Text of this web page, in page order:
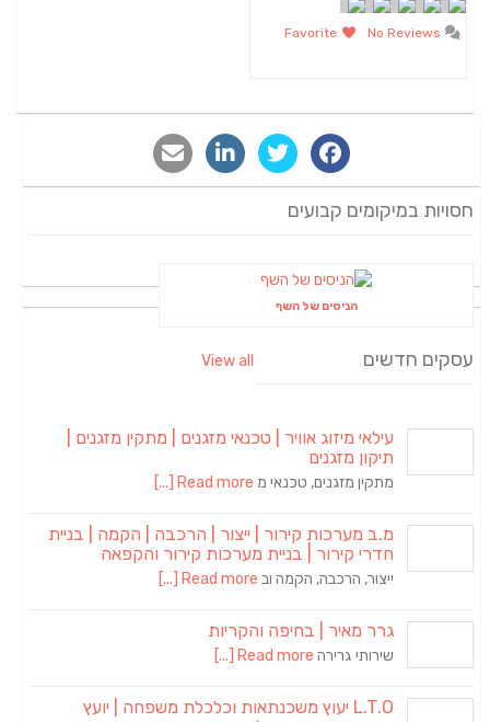
חסויות במיקומים קבועים
הניסים של השף
עסקים חדשים View all
עילאי מיזוג אוויר | טכנאי מזגנים | מתקין מזגנים |
תיקון מזגנים
מתקין מזגנים, טכנאי מ Read more [...]
מ.ב מערכות קירור | ייצור | הרכבה | הקמה | בניית
חדרי קירור | בניית מערכות קירור והקפאה
ייצור, הרכבה, הקמה וב Read more [...]
גרר מאיר | בחיפה והקריות
שירותי גרירה Read more [...]
L.T.O יעוץ משכנתאות וכלכלת משפחה | יועץ